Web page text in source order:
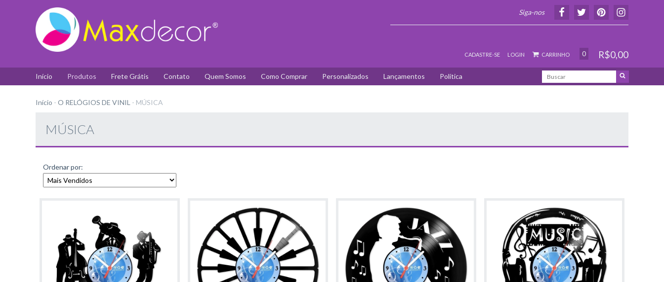
Siga-nos
CADASTRE-SE LOGIN CARRINHO 0 R$0,00
Início Produtos Frete Grátis Contato Quem Somos Como Comprar Personalizados Lançamentos Política
Início - O RELÓGIOS DE VINIL - MÚSICA
MÚSICA
Ordenar por: